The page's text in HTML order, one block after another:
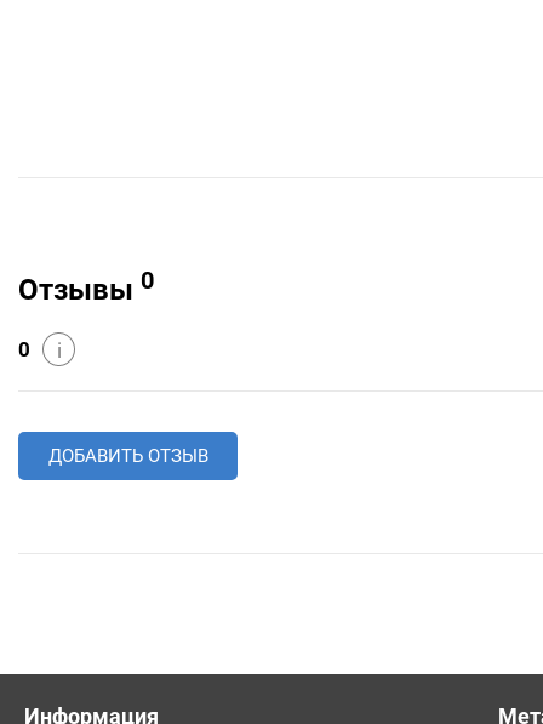
Отзывы 0
0 i
ДОБАВИТЬ ОТЗЫВ
Информация